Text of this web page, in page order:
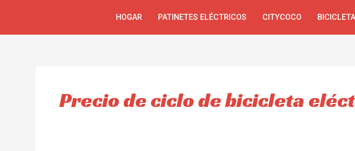
HOGAR PATINETES ELÉCTRICOS CITYCOCO
Precio de ciclo de bicicleta